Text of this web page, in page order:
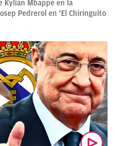
Kylian Mbappé en la
Pedrerol en 'El Chiringuito